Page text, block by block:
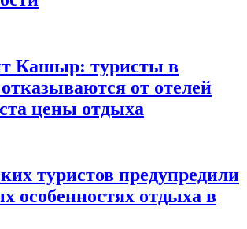
Кашыр: туристы в
от отелей
цены отдыха
туристов предупредили
особенностях отдыха в